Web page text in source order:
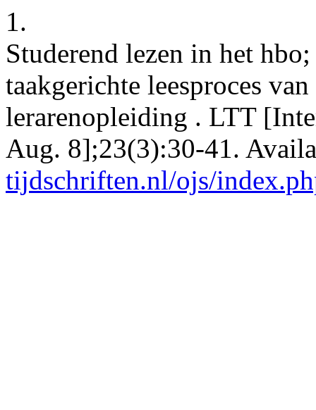
1.
Studerend lezen in het
taakgerichte leesproces
lerarenopleiding . LTT
Aug. 8];23(3):30-41.
tijdschriften.nl/ojs/